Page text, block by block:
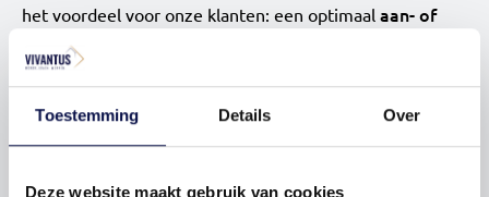
Toestemming Details Over
Deze website maakt gebruik van cookies
het voordeel voor onze klanten: een optimaal aan- of
verkoopresultaat
Onze dienstverlening